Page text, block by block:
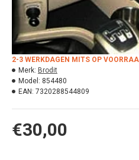
€30,00
2-3 WERKDAGEN MITS OP
Merk: Brodit
Model: 854480
EAN: 7320288544809